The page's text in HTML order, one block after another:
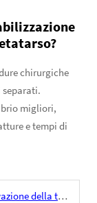
chirurgiche
migliori,
e tempi di
ortopedica pediatrica